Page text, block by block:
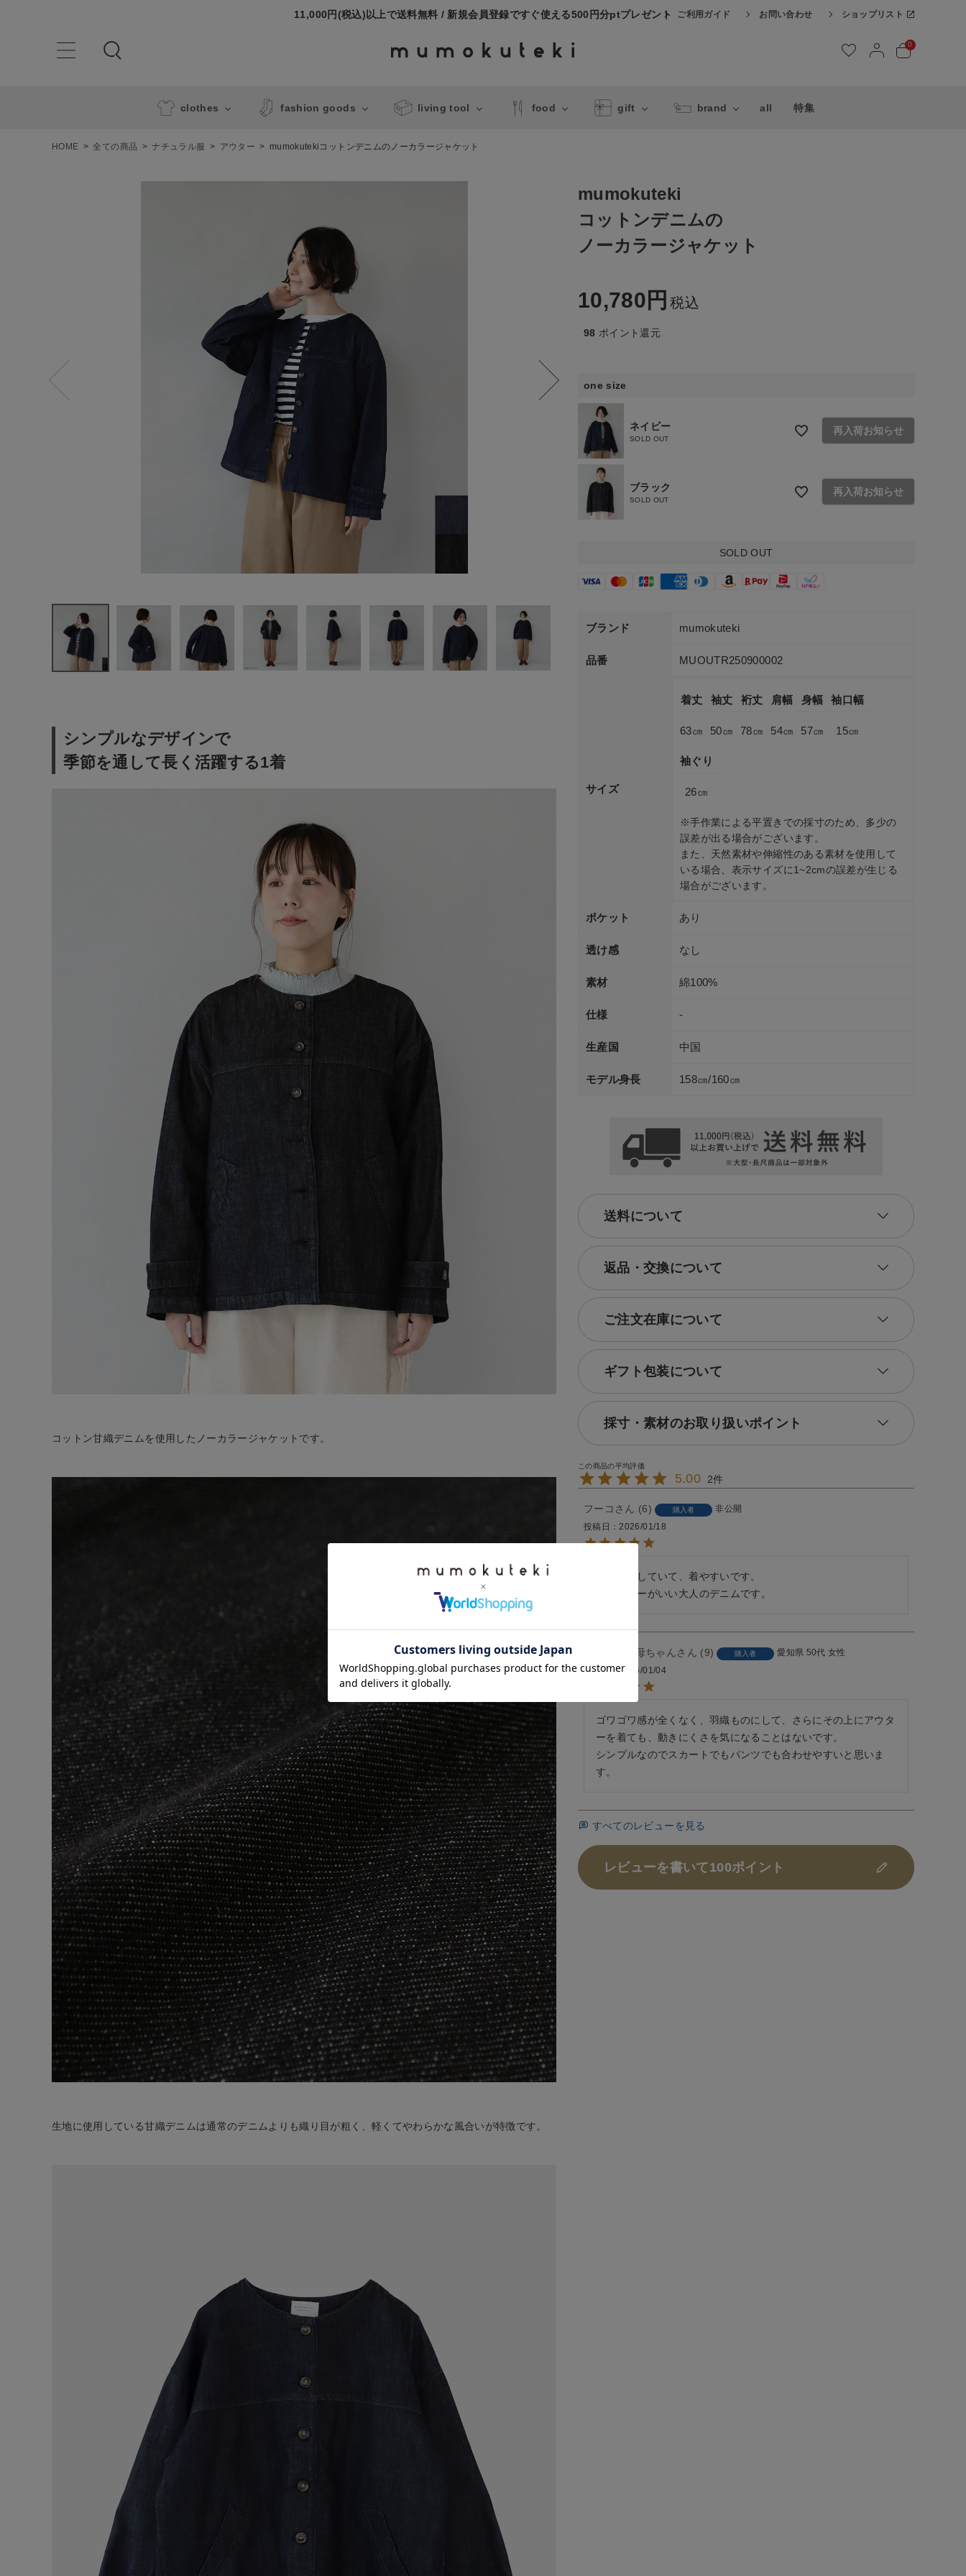
11,000円(税込)以上で送料無料 / 新規会員登録ですぐ使える500円分ptプレゼント ご利用ガイド お問い合わせ ショップリスト
0
clothes fashion goods living tool food gift brand all 特集
ナチュラル服
生活雑貨
食品
HOME 全ての商品 ナチュラル服 アウター mumokutekiコットンデニムのノーカラージャケット
シンプルなデザインで
季節を通して長く活躍する1着
コットン甘織デニムを使用したノーカラージャケットです。
生地に使用している甘織デニムは通常のデニムよりも織り目が粗く、軽くてやわらかな風合いが特徴です。
mumokuteki
コットンデニムの
ノーカラージャケット
10,780 税込
98 ポイント還元
one size
ネイビー
SOLD OUT
再入荷お知らせ
ブラック
SOLD OUT
再入荷お知らせ
SOLD OUT
ブランド mumokuteki
品番 MUOUTR250900002
サイズ
着丈
63㎝
袖丈
50㎝
裄丈
78㎝
肩幅
54㎝
身幅
57㎝
袖口幅
15㎝
袖ぐり
26㎝
※手作業による平置きでの採寸のため、多少の
誤差が出る場合がございます。
また、天然素材や伸縮性のある素材を使用して
いる場合、表示サイズに1~2cmの誤差が生じる
場合がございます。
ポケット あり
透け感 なし
素材 綿100%
仕様 -
生産国 中国
モデル身長 158㎝/160㎝
送料について
返品・交換について
ご注文在庫について
ギフト包装について
採寸・素材のお取り扱いポイント
5.00 2
フーコ 6 購入者
非公開
投稿日
2026/01/18
ゆったりしていて、着やすいです。
ノーカラーがいい大人のデニムです。
モコちんの母ちゃん 9 購入者 愛知県 50代 女性
投稿日
2026/01/04
ゴワゴワ感が全くなく、羽織ものにして、さらにその上にアウタ
ーを着ても、動きにくさを気になることはないです。
シンプルなのでスカートでもパンツでも合わせやすいと思いま
す。
すべてのレビューを見る
レビューを書いて100ポイント